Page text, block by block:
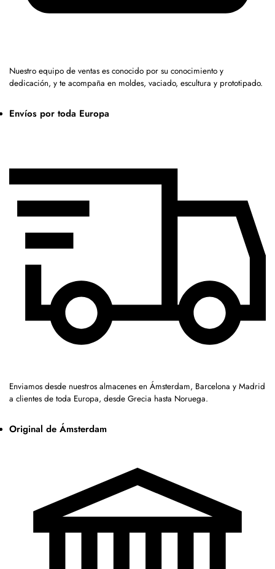
Nuestro equipo de ventas es conocido por su conocimiento y
dedicación, y te acompaña en moldes, vaciado, escultura y prototipado.
Envíos por toda Europa
Enviamos desde nuestros almacenes en Ámsterdam, Barcelona y Madrid
a clientes de toda Europa, desde Grecia hasta Noruega.
Original de Ámsterdam